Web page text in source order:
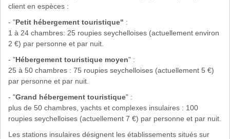
client en espèces :
- "Petit hébergement touristique" :
1 à 24 chambres: 25 roupies seychelloises (actuellement environ
2 €) par personne et par nuit.
- "Hébergement touristique moyen" :
25 à 50 chambres : 75 roupies seychelloises (actuellement 5 €)
par personne et par nuit.
- "Grand hébergement touristique" :
plus de 50 chambres, yachts et complexes insulaires : 100
roupies seychelloises (actuellement 7 €) par personne et par nuit.
Les stations insulaires désignent les établissements situés sur